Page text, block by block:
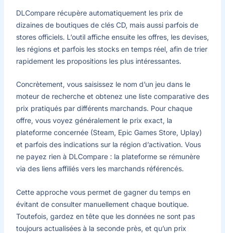
DLCompare récupère automatiquement les prix de
dizaines de boutiques de clés CD, mais aussi parfois de
stores officiels. L’outil affiche ensuite les offres, les devises,
les régions et parfois les stocks en temps réel, afin de trier
rapidement les propositions les plus intéressantes.
Concrètement, vous saisissez le nom d’un jeu dans le
moteur de recherche et obtenez une liste comparative des
prix pratiqués par différents marchands. Pour chaque
offre, vous voyez généralement le prix exact, la
plateforme concernée (Steam, Epic Games Store, Uplay)
et parfois des indications sur la région d’activation. Vous
ne payez rien à DLCompare : la plateforme se rémunère
via des liens affiliés vers les marchands référencés.
Cette approche vous permet de gagner du temps en
évitant de consulter manuellement chaque boutique.
Toutefois, gardez en tête que les données ne sont pas
toujours actualisées à la seconde près, et qu’un prix